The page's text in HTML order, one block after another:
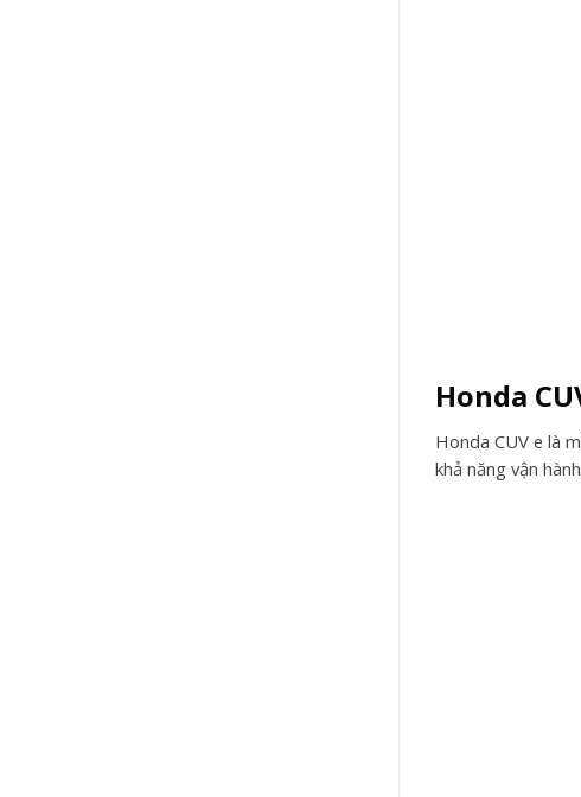
Honda
Honda CUV e là
khả năng vận